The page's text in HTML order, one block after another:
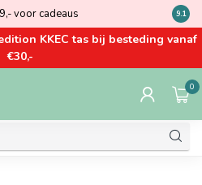
voor cadeaus Kom
9.1
KKEC tas bij besteding vanaf
€30,-
0